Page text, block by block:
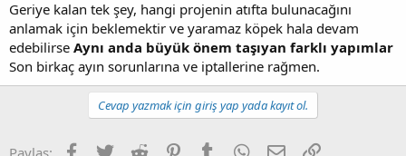
Geriye kalan tek şey, hangi projenin atıfta bulunacağını
anlamak için beklemektir ve yaramaz köpek hala devam
edebilirse Aynı anda büyük önem taşıyan farklı yapımlar
Son birkaç ayın sorunlarına ve iptallerine rağmen.
Cevap yazmak için giriş yap yada kayıt ol.
Paylaş: Facebook
TwitterReddit PinterestTumblrWhatsApp
E-postaLink